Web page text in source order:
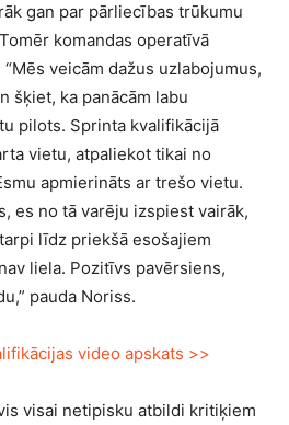
gan par pārliecības trūkumu
komandas operatīvā
veicām dažus uzlabojumus,
šķiet, ka panācām labu
pilots. Sprinta kvalifikācijā
vietu, atpaliekot tikai no
apmierināts ar trešo vietu.
es no tā varēju izspiest vairāk,
līdz priekšā esošajiem
liela. Pozitīvs pavērsiens,
pauda Noriss.
video apskats >>
visai netipisku atbildi kritiķiem